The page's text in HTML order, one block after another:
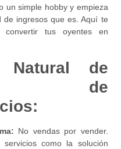
un simple hobby y empieza
de ingresos que es. Aquí te
convertir tus oyentes en
Natural de
de
No vendas por vender.
como la solución